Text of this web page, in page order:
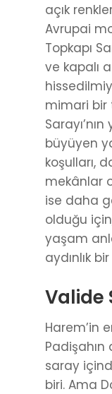
açık
Avrupai
Topkapı
ve kapalı
mimari bir
büyüyen
koşulları,
mekânlar
ise daha
olduğu
yaşam
aydınlık
Valide
Harem’in
saray
biri. Ama